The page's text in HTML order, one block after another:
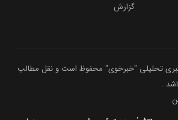
گزارش
تحلیلی "خبرخوی" محفوظ است و نقل مطالب
.